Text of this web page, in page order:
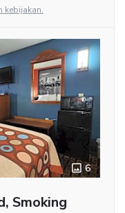
kebijakan.
6
Smoking